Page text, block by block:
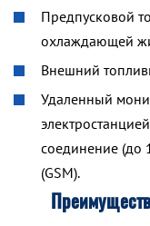
Предпусковой
охлаждающей
Внешний
Удаленный
соединение (до
(GSM).